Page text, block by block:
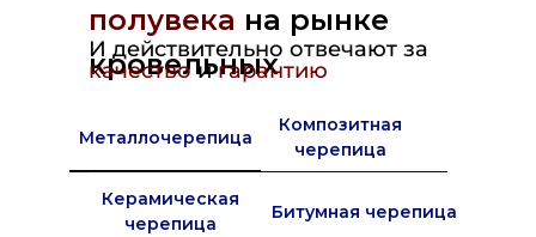
полувека на рынке
кровельных
И действительно отвечают за
качествоигарантию
Металлочерепица
Композитная
черепица
Керамическая
черепица
Битумная черепица